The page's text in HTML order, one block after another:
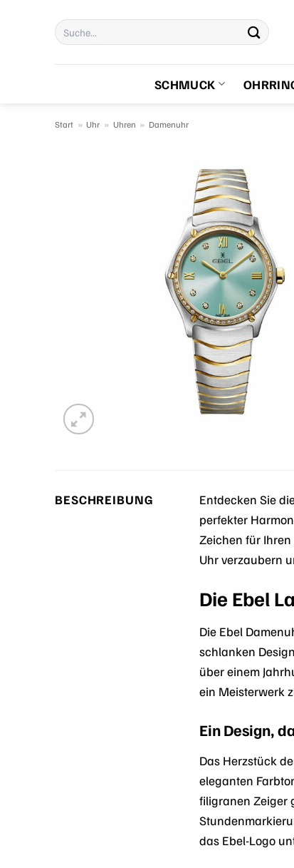
Suchen
nach:
SCHMUCK
Start » Uhr » Uhren » Damenuhr
BESCHREIBUNG
Entdecken Sie
perfekter
Zeichen für
Uhr verzaubern
Die Ebel
Die Ebel
schlanken
über einem
ein Meisterwerk
Ein Design,
Das Herzstück
eleganten
filigranen Zeiger
das Ebel-Logo